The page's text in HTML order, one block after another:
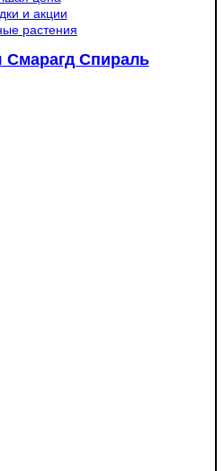
и акции
растения
Смарагд Спираль